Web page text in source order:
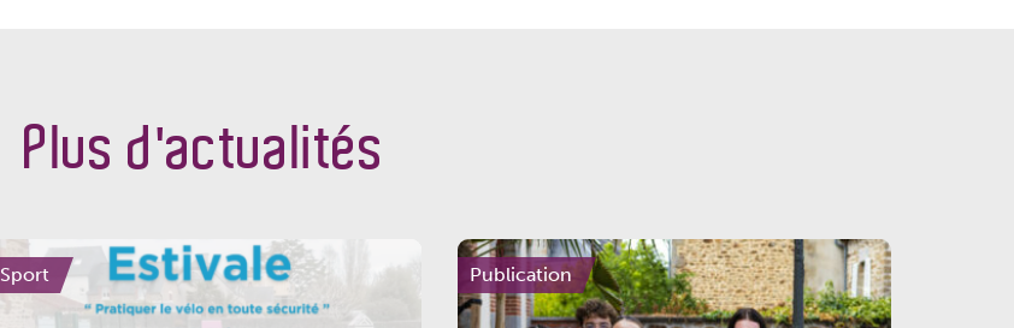
Plus d'actualités
Sport Publication